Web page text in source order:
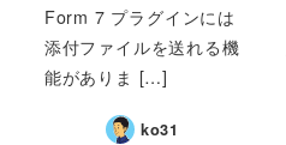
Form 7 プラグインには
添付ファイルを送れる機
能がありま […]
ko31